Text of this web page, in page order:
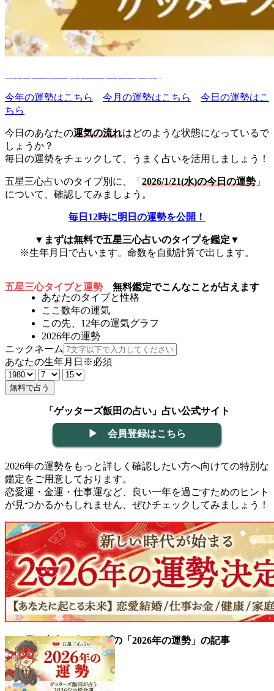
今年の運勢はこちら 今月の運勢はこちら
今日の運勢はこ
ちら
今日のあなたの運気の流れはどのような状態になっているで
しょうか？
毎日の運勢をチェックして、うまく占いを活用しましょう！
五星三心占いのタイプ別に、「 2026/1/21(水)の今日の運勢 」
について、確認してみましょう。
毎日12時に明日の運勢を公開！
▼まずは無料で五星三心占いのタイプを鑑定▼
※生年月日で占います。命数を自動計算で出します。
五星三心タイプと運勢 無料鑑定でこんなことが占えます
あなたのタイプと性格
ここ数年の運気
この先、12年の運気グラフ
2026年の運勢
ニックネーム
あなたの生年月日 ※必須
無料で占う
「ゲッターズ飯田の占い」占い公式サイト
▶ 会員登録はこちら
2026年の運勢をもっと詳しく確認したい方へ向けての特別な
鑑定をご用意しております。
恋愛運・金運・仕事運など、良い一年を過ごすためのヒント
が見つかるかもしれません、ぜひチェックしてみましょう！
▼五星三心占い全タイプの「2026年の運勢」の記事